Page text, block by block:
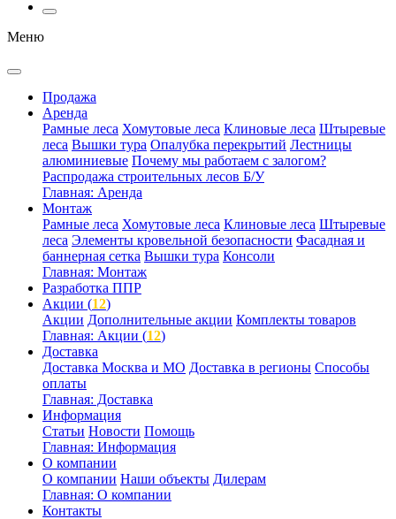
Меню
Продажа
Аренда
Рамные леса Хомутовые леса Клиновые леса Штыревые
леса Вышки тура Опалубка перекрытий Лестницы
алюминиевые Почему мы работаем с залогом?
Распродажа строительных лесов Б/У
Главная: Аренда
Монтаж
Рамные леса Хомутовые леса Клиновые леса Штыревые
леса Элементы кровельной безопасности Фасадная и
баннерная сетка Вышки тура Консоли
Главная: Монтаж
Разработка ППР
Акции (12)
Акции Дополнительные акции Комплекты товаров
Главная: Акции (12)
Доставка
Доставка Москва и МО Доставка в регионы Способы
оплаты
Главная: Доставка
Информация
Статьи Новости Помощь
Главная: Информация
О компании
О компании Наши объекты Дилерам
Главная: О компании
Контакты